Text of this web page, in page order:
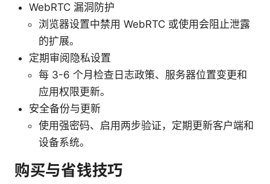
WebRTC 漏洞防护
浏览器设置中禁用 WebRTC 或使用会阻止泄露
的扩展。
定期审阅隐私设置
每 3-6 个月检查日志政策、服务器位置变更和
应用权限更新。
安全备份与更新
使用强密码、启用两步验证，定期更新客户端和
设备系统。
购买与省钱技巧